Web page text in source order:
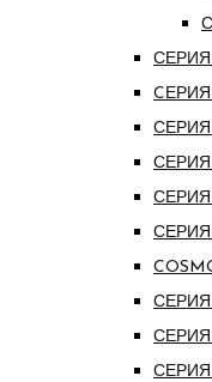
СЕРИЯ
СЕРИЯ
СЕРИЯ
СЕРИЯ
СЕРИЯ
СЕРИЯ
СЕРИЯ
СЕРИЯ